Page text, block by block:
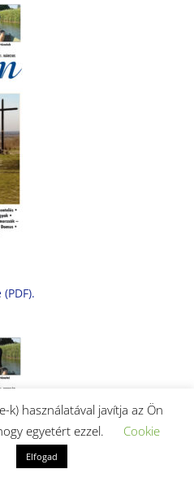
k) használatával javítja az Ön
egyetért ezzel.
Cookie
Elfogad